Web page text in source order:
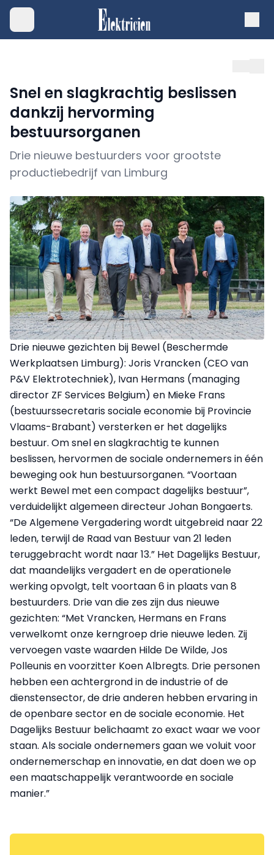
Snel en slagkrachtig beslissen
dankzij hervorming
bestuursorganen
Drie nieuwe bestuurders voor grootste
productiebedrijf van Limburg
Drie nieuwe gezichten bij Bewel (Beschermde
Werkplaatsen Limburg): Joris Vrancken (CEO van
P&V Elektrotechniek), Ivan Hermans (managing
director ZF Services Belgium) en Mieke Frans
(bestuurssecretaris sociale economie bij Provincie
Vlaams-Brabant) versterken er het dagelijks
bestuur. Om snel en slagkrachtig te kunnen
beslissen, hervormen de sociale ondernemers in één
beweging ook hun bestuursorganen. “Voortaan
werkt Bewel met een compact dagelijks bestuur”,
verduidelijkt algemeen directeur Johan Bongaerts.
“De Algemene Vergadering wordt uitgebreid naar 22
leden, terwijl de Raad van Bestuur van 21 leden
teruggebracht wordt naar 13.” Het Dagelijks Bestuur,
dat maandelijks vergadert en de operationele
werking opvolgt, telt voortaan 6 in plaats van 8
bestuurders. Drie van die zes zijn dus nieuwe
gezichten: “Met Vrancken, Hermans en Frans
verwelkomt onze kerngroep drie nieuwe leden. Zij
vervoegen vaste waarden Hilde De Wilde, Jos
Polleunis en voorzitter Koen Albregts. Drie personen
hebben een achtergrond in de industrie of de
dienstensector, de drie anderen hebben ervaring in
de openbare sector en de sociale economie. Het
Dagelijks Bestuur belichaamt zo exact waar we voor
staan. Als sociale ondernemers gaan we voluit voor
ondernemerschap en innovatie, en dat doen we op
een maatschappelijk verantwoorde en sociale
manier.”